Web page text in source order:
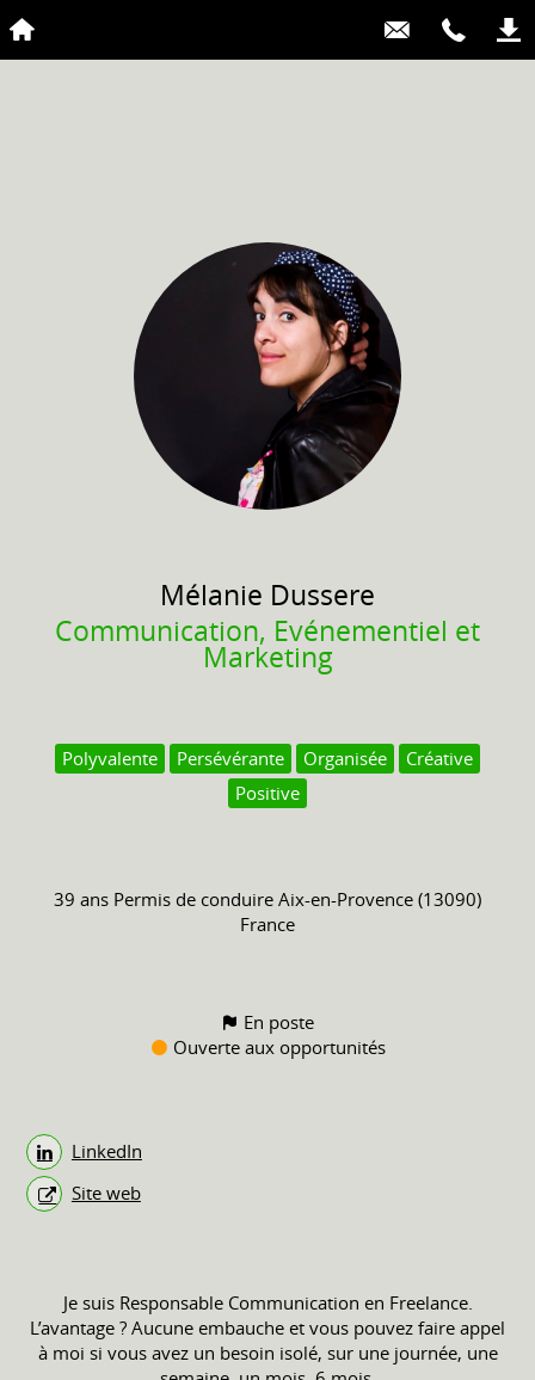
Mélanie Dussere
Communication, Evénementiel et
Marketing
Polyvalente Persévérante Organisée
Créative
Positive
39 ans Permis de conduire Aix-en-Provence (13090)
France
En poste
Ouverte aux opportunités
LinkedIn
Site web
Je suis Responsable Communication en Freelance.
L’avantage ? Aucune embauche et vous pouvez faire appel
à moi si vous avez un besoin isolé, sur une journée, une